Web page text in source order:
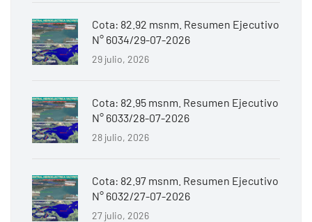
Cota: 82.92 msnm. Resumen Ejecutivo
N° 6034/29-07-2026
29 julio, 2026
Cota: 82.95 msnm. Resumen Ejecutivo
N° 6033/28-07-2026
28 julio, 2026
Cota: 82.97 msnm. Resumen Ejecutivo
N° 6032/27-07-2026
27 julio, 2026